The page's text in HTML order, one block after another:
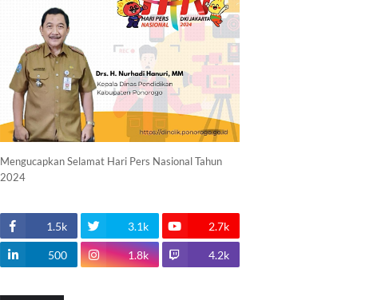
Mengucapkan Selamat Hari Pers Nasional Tahun
2024
1.5k 3.1k 2.7k
500 1.8k 4.2k